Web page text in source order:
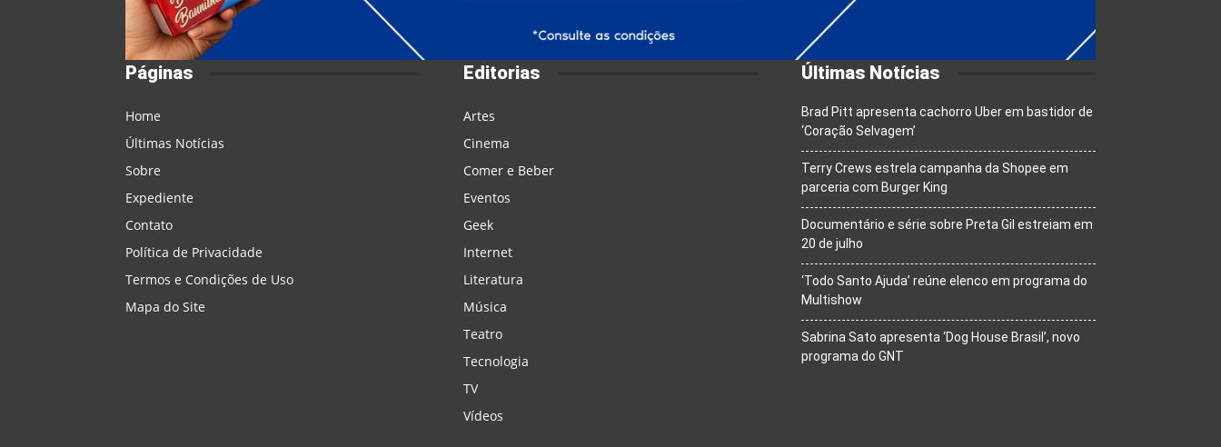
Páginas
Home
Últimas Notícias
Sobre
Expediente
Contato
Política de Privacidade
Termos e Condições de Uso
Mapa do Site
Editorias
Artes
Cinema
Comer e Beber
Eventos
Geek
Internet
Literatura
Música
Teatro
Tecnologia
TV
Vídeos
Últimas Notícias
Brad Pitt apresenta cachorro Uber em bastidor de
‘Coração Selvagem’
Terry Crews estrela campanha da Shopee em
parceria com Burger King
Documentário e série sobre Preta Gil estreiam em
20 de julho
‘Todo Santo Ajuda’ reúne elenco em programa do
Multishow
Sabrina Sato apresenta ‘Dog House Brasil’, novo
programa do GNT